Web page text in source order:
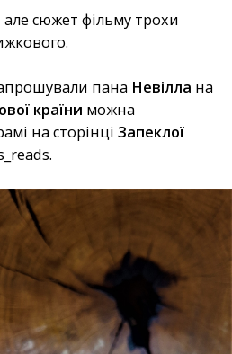
сюжет фільму трохи
пана Невілла на
країни можна
на сторінці Запеклої